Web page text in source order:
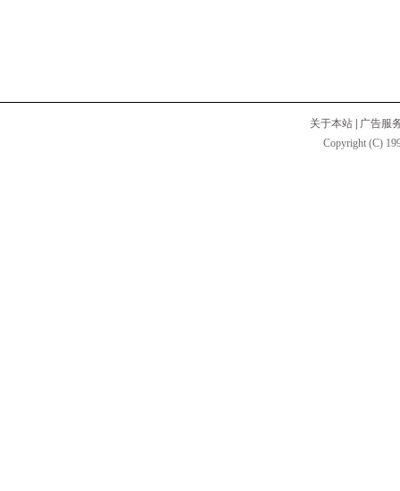
关于本站
广告服
Copyright (C)